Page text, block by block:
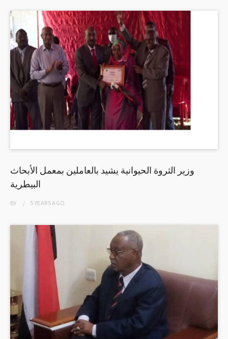
وزير الثروة الحيوانية يشيد بالعاملين بمعمل الأبحاث
البيطرية
BY 5 YEARSAGO